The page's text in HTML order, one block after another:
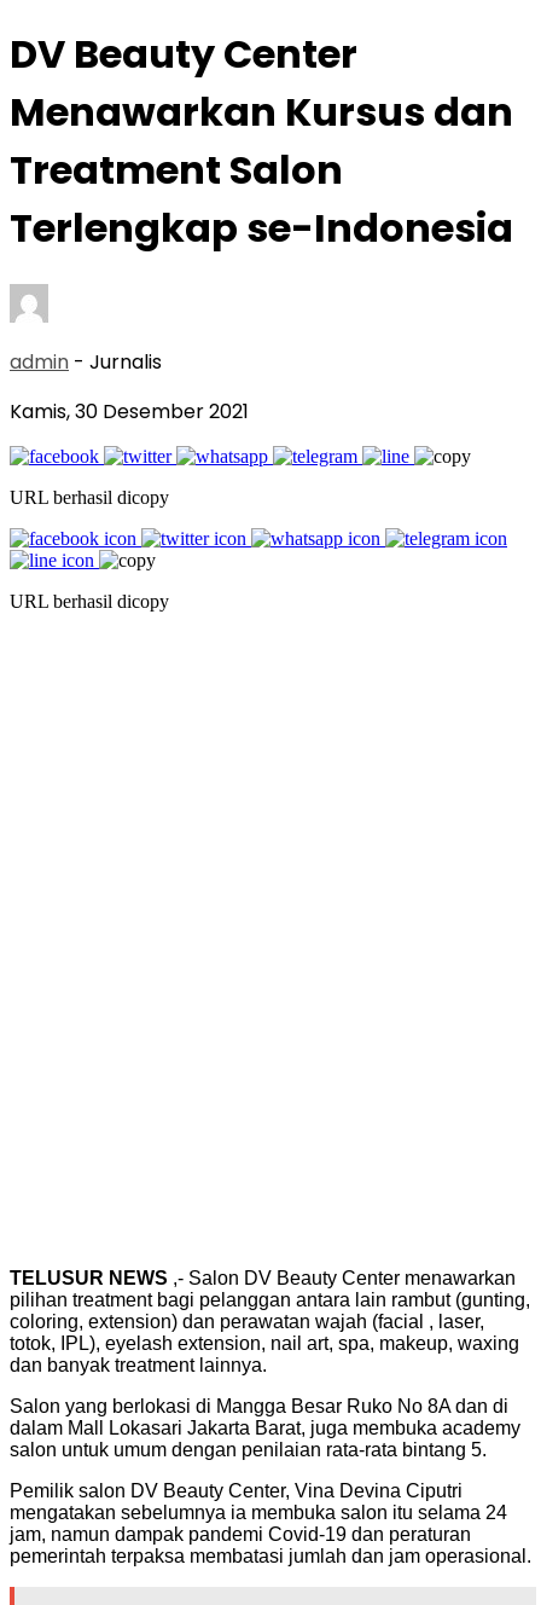
DV Beauty Center
Menawarkan Kursus dan
Treatment Salon
Terlengkap se-Indonesia
admin - Jurnalis
Kamis, 30 Desember 2021
URL berhasil dicopy
URL berhasil dicopy
TELUSUR NEWS ,- Salon DV Beauty Center menawarkan
pilihan treatment bagi pelanggan antara lain rambut (gunting,
coloring, extension) dan perawatan wajah (facial , laser,
totok, IPL), eyelash extension, nail art, spa, makeup, waxing
dan banyak treatment lainnya.
Salon yang berlokasi di Mangga Besar Ruko No 8A dan di
dalam Mall Lokasari Jakarta Barat, juga membuka academy
salon untuk umum dengan penilaian rata-rata bintang 5.
Pemilik salon DV Beauty Center, Vina Devina Ciputri
mengatakan sebelumnya ia membuka salon itu selama 24
jam, namun dampak pandemi Covid-19 dan peraturan
pemerintah terpaksa membatasi jumlah dan jam operasional.